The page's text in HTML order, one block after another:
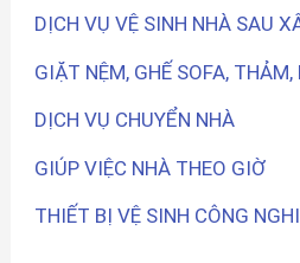
DỊCH VỤ VỆ SINH NHÀ SAU
GIẶT NỆM, GHẾ SOFA, THẢM,
DỊCH VỤ CHUYỂN NHÀ
GIÚP VIỆC NHÀ THEO GIỜ
THIẾT BỊ VỆ SINH CÔNG